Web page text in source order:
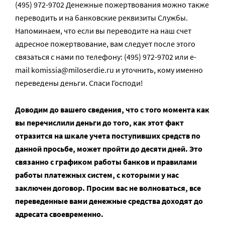
(495) 972-9702 Денежные пожертвования можно также
переводить и на банковские реквизиты Службы.
Напоминаем, что если вы переводите на наш счет
адресное пожертвование, вам следует после этого
связаться с нами по телефону: (495) 972-9702 или e-
mail komissia@miloserdie.ru и уточнить, кому именно
переведены деньги. Спаси Господи!
Доводим до вашего сведения, что с того момента как
вы перечислили деньги до того, как этот факт
отразится на шкале учета поступивших средств по
данной просьбе, может пройти до десяти дней. Это
связанно с графиком работы банков и правилами
работы платежных систем, с которыми у нас
заключен договор. Просим вас не волноваться, все
переведенные вами денежные средства доходят до
адресата своевременно.